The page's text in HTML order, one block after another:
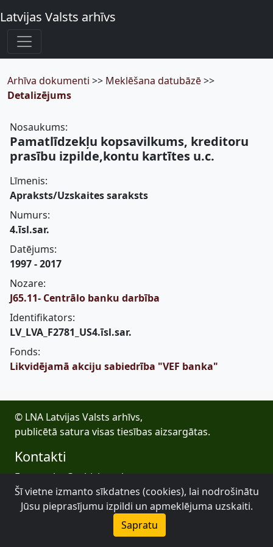
Latvijas Valsts arhīvs
Arhīva dokumenti >> Meklēšana datubāzē>>
Detalizējums
Nosaukums:
Pamatlīdzekļu kopsavilkums, kreditoru
prasību izpilde,kontu kartītes u.c.
Līmenis:
Apraksts/Uzskaites saraksts
Numurs:
4.īsl.sar.
Datējums:
1997 - 2017
Nozare:
J65.11- Centrālo banku darbība
Identifikators:
LV_LVA_F2781_US4.īsl.sar.
Fonds:
Likvidējamā akciju sabiedrība "VEF banka"
© LNA Latvijas Valsts arhīvs,
publicētā satura visas tiesības aizsargātas.
Kontakti
E-pasts: lva@arhivi.gov.lv
Tālrunis: +371 20027447
Bezdelīgu 1A, Rīga
Šī vietne izmanto sīkdatnes (cookies), lai nodrošinātu
Jūsu pieprasījumu izpildi un apmeklējuma uzskaiti.
Sapratu